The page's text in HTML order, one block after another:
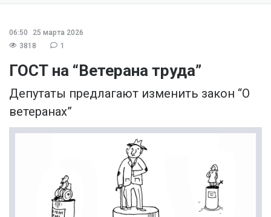
06:50
25 марта 2026
3818
1
ГОСТ на “Ветерана труда”
Депутаты предлагают изменить закон “О
ветеранах”